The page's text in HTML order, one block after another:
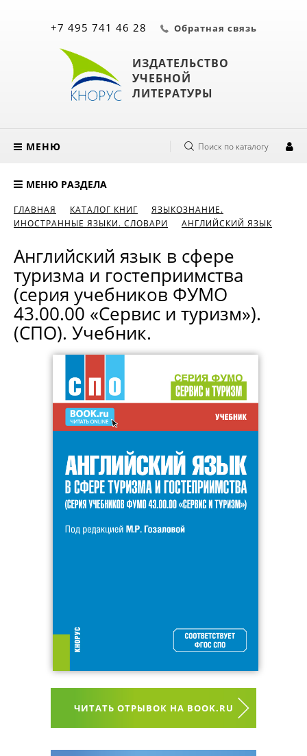
ИЗДАТЕЛЬСТВО
УЧЕБНОЙ
ЛИТЕРАТУРЫ
+7 495 741 46 28 Обратная связь
МЕНЮ Поиск по каталогу
МЕНЮ РАЗДЕЛА
ГЛАВНАЯ КАТАЛОГ КНИГ
ЯЗЫКОЗНАНИЕ.
ИНОСТРАННЫЕ ЯЗЫКИ. СЛОВАРИ
АНГЛИЙСКИЙ ЯЗЫК
Английский язык в сфере
туризма и гостеприимства
(серия учебников ФУМО
43.00.00 «Сервис и туризм»).
(СПО). Учебник.
ЧИТАТЬ ОТРЫВОК НА BOOK.RU